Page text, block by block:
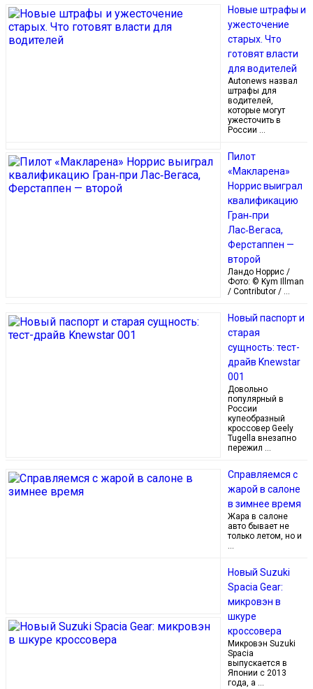
Новые штрафы и
ужесточение
старых. Что
готовят власти
для водителей
Autonews назвал
штрафы для
водителей,
которые могут
ужесточить в
России …
Пилот
«Макларена»
Норрис выиграл
квалификацию
Гран‑при
Лас‑Вегаса,
Ферстаппен —
второй
Ландо Норрис /
Фото: © Kym Illman
/ Contributor / …
Новый паспорт и
старая
сущность: тест-
драйв Knewstar
001
Довольно
популярный в
России
купеобразный
кроссовер Geely
Tugella внезапно
пережил …
Справляемся с
жарой в салоне
в зимнее время
Жара в салоне
авто бывает не
только летом, но и
…
Новый Suzuki
Spacia Gear:
микровэн в
шкуре
кроссовера
Микровэн Suzuki
Spacia
выпускается в
Японии с 2013
года, а …